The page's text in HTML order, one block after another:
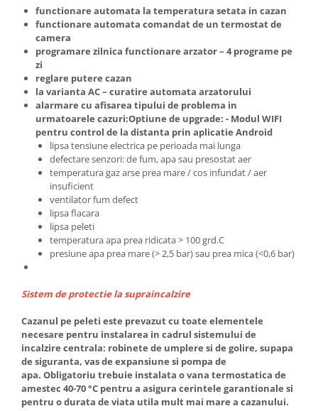
Pompe de circulaţie pentru
instalaţiile termice solare
Vase de expansiune
Incazire in Pardoseala
Incalzire clasica in pardoseala
Teava incalzire pardoseala
PLACA NUTURI/TACKER
Grupuri de pompare si amestec
Distribuitoare
Cutii distribuitor
Automatizare
Banda perimetrala
Accesorii
Aditiv Sapa
Termostate de Ambient
Panouri fotovoltaice
Invertoare
Panouri fotovoltaice
Produse Amenajare Baie
functionare automata la temperatura setata in cazan
functionare automata comandat de un termostat de
camera
programare zilnica functionare arzator – 4 programe pe
zi
reglare putere cazan
la varianta AC – curatire automata arzatorului
alarmare cu afisarea tipului de problema in
urmatoarele cazuri:Optiune de upgrade: - Modul WIFI
pentru control de la distanta prin aplicatie Android
lipsa tensiune electrica pe perioada mai lunga
defectare senzori: de fum, apa sau presostat aer
temperatura gaz arse prea mare / cos infundat / aer
insuficient
ventilator fum defect
lipsa flacara
lipsa peleti
temperatura apa prea ridicata > 100 grd.C
presiune apa prea mare (> 2,5 bar) sau prea mica (<0,6 bar)
Sistem de protectie la supraincalzire
Cazanul pe peleti este prevazut cu toate elementele
necesare pentru instalarea in cadrul sistemului de
incalzire centrala: robinete de umplere si de golire, supapa
de siguranta, vas de expansiune si pompa de
apa. Obligatoriu trebuie instalata o vana termostatica de
amestec 40-70 °C pentru a asigura cerintele garantionale si
pentru o durata de viata utila mult mai mare a cazanului.